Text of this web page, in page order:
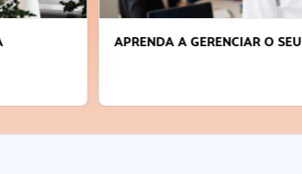
APRENDA A GERENCIAR O SEU TEMPO